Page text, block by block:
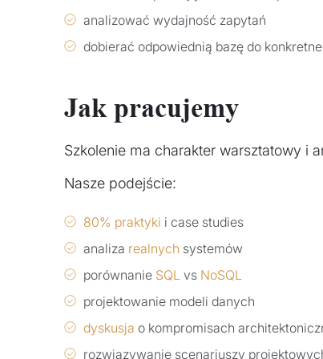
analizować wydajność zapytań
dobierać odpowiednią bazę do
Jak pracujemy
Szkolenie ma charakter warsztatowy i
Nasze podejście:
80% praktyki i case studies
analiza realnych systemów
porównanie SQL vs NoSQL
projektowanie modeli danych
dyskusja o kompromisach
rozwiązywanie scenariuszy